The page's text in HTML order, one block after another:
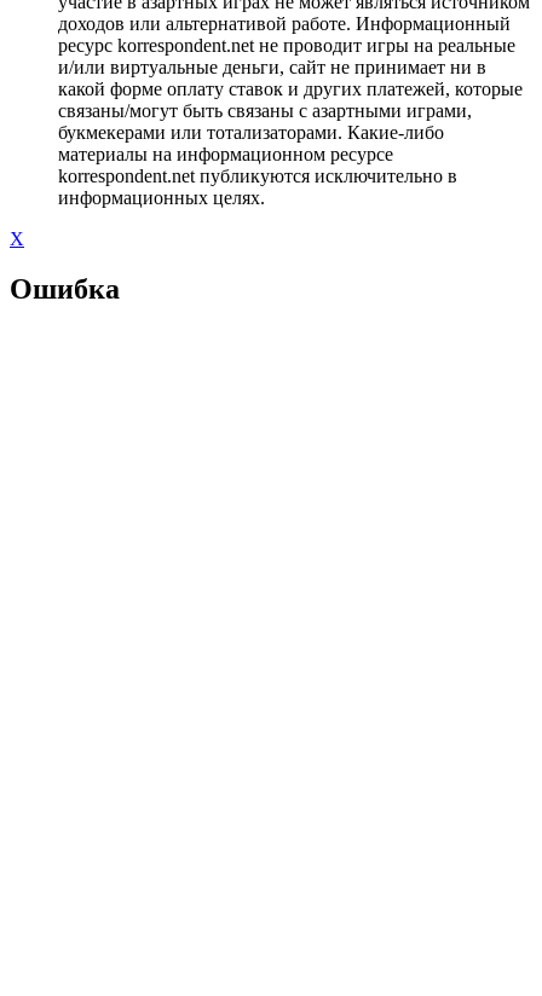
доходов или альтернативой работе. Информационный
ресурс korrespondent.net не проводит игры на реальные
и/или виртуальные деньги, сайт не принимает ни в
какой форме оплату ставок и других платежей, которые
связаны/могут быть связаны с азартными играми,
букмекерами или тотализаторами. Какие-либо
материалы на информационном ресурсе
korrespondent.net публикуются исключительно в
информационных целях.
X
Ошибка